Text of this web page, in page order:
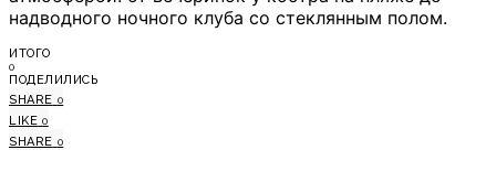
надводного ночного клуба со стеклянным полом.
ИТОГО
0
ПОДЕЛИЛИСЬ
SHARE 0
LIKE 0
SHARE 0